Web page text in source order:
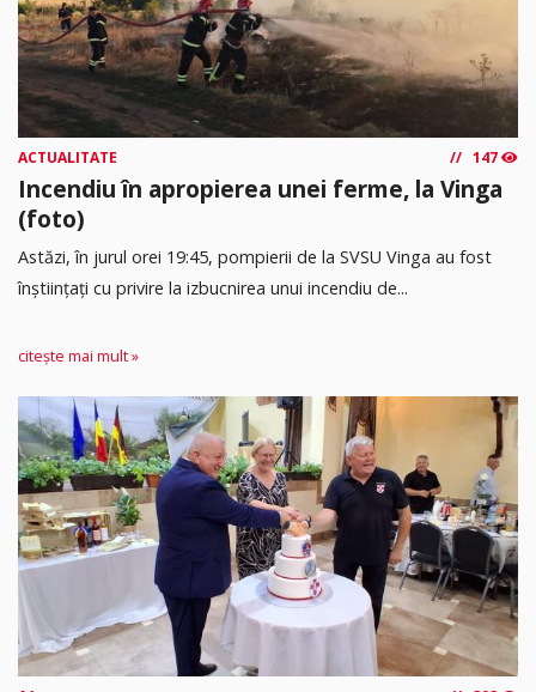
ACTUALITATE 147
Incendiu în apropierea unei ferme, la Vinga
(foto)
Astăzi, în jurul orei 19:45, pompierii de la SVSU Vinga au fost
înștiințați cu privire la izbucnirea unui incendiu de...
citește mai mult »